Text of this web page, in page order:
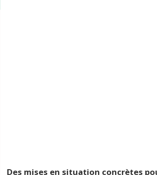
Des mises en situation concrètes